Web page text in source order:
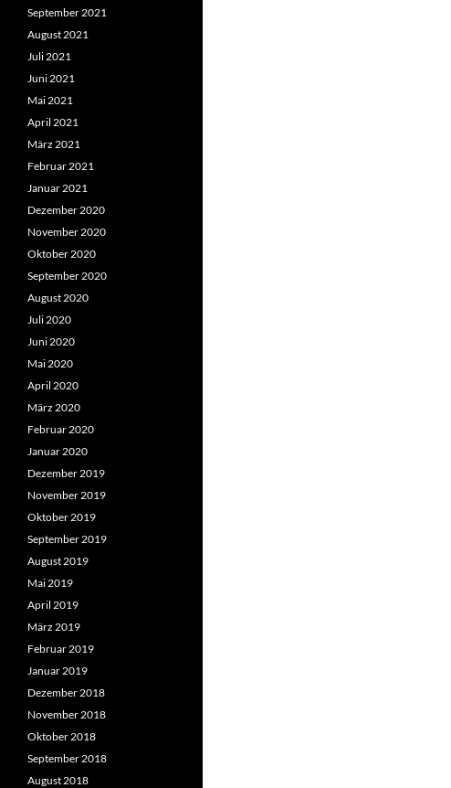
September 2021
August 2021
Juli 2021
Juni 2021
Mai 2021
April 2021
März 2021
Februar 2021
Januar 2021
Dezember 2020
November 2020
Oktober 2020
September 2020
August 2020
Juli 2020
Juni 2020
Mai 2020
April 2020
März 2020
Februar 2020
Januar 2020
Dezember 2019
November 2019
Oktober 2019
September 2019
August 2019
Mai 2019
April 2019
März 2019
Februar 2019
Januar 2019
Dezember 2018
November 2018
Oktober 2018
September 2018
August 2018